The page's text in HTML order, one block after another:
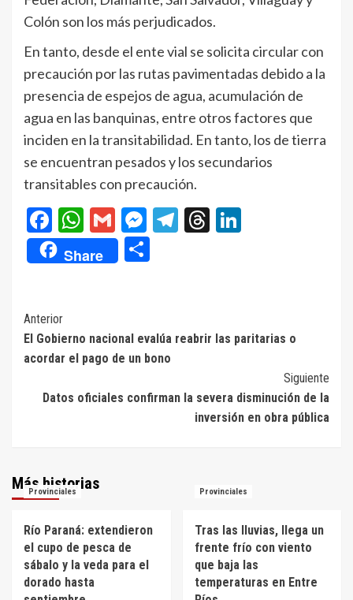
Colón son los más perjudicados.
En tanto, desde el ente vial se solicita circular con
precaución por las rutas pavimentadas debido a la
presencia de espejos de agua, acumulación de
agua en las banquinas, entre otros factores que
inciden en la transitabilidad. En tanto, los de tierra
se encuentran pesados y los secundarios
transitables con precaución.
Facebook
WhatsApp
GmailMessenger
Telegram
Threads
Share
Navegación
de
entradas
Anterior
El Gobierno nacional evalúa reabrir las paritarias o
acordar el pago de un bono
Siguiente
Datos oficiales confirman la severa disminución de la
inversión en obra pública
Más historias
Provinciales
Río Paraná: extendieron
el cupo de pesca de
sábalo y la veda para el
dorado hasta
Provinciales
Tras las lluvias, llega un
frente frío con viento
que baja las
temperaturas en Entre